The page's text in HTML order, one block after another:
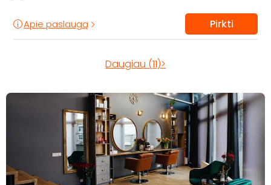
Apie paslaugą Pirkti
Daugiau (11)>